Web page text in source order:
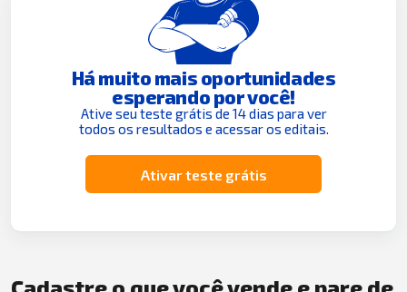
Há muito mais oportunidades
esperando por você!
Ative seu teste grátis de 14 dias para ver
todos os resultados e acessar os editais.
Ativar teste grátis